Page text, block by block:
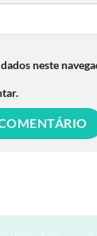
neste